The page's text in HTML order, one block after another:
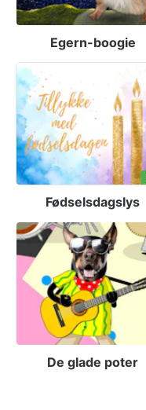
Egern-boogie
Fødselsdagslys
De glade poter